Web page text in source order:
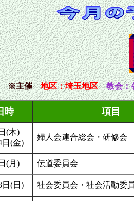
※主催 地区：埼玉地区 教会：
時 項目
(木)
(金)
婦人会連合総会・研修会
(月) 伝道委員会
日(日) 社会委員会・社会活動委